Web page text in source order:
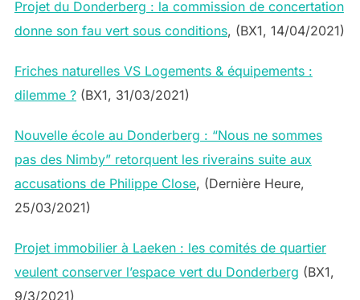
Projet du Donderberg : la commission de concertation
donne son fau vert sous conditions, (BX1, 14/04/2021)
Friches naturelles VS Logements & équipements :
dilemme ?(BX1, 31/03/2021)
Nouvelle école au Donderberg : “Nous ne sommes
pas des Nimby” retorquent les riverains suite aux
accusations de Philippe Close, (Dernière Heure,
25/03/2021)
Projet immobilier à Laeken : les comités de quartier
veulent conserver l’espace vert du Donderberg (BX1,
9/3/2021)